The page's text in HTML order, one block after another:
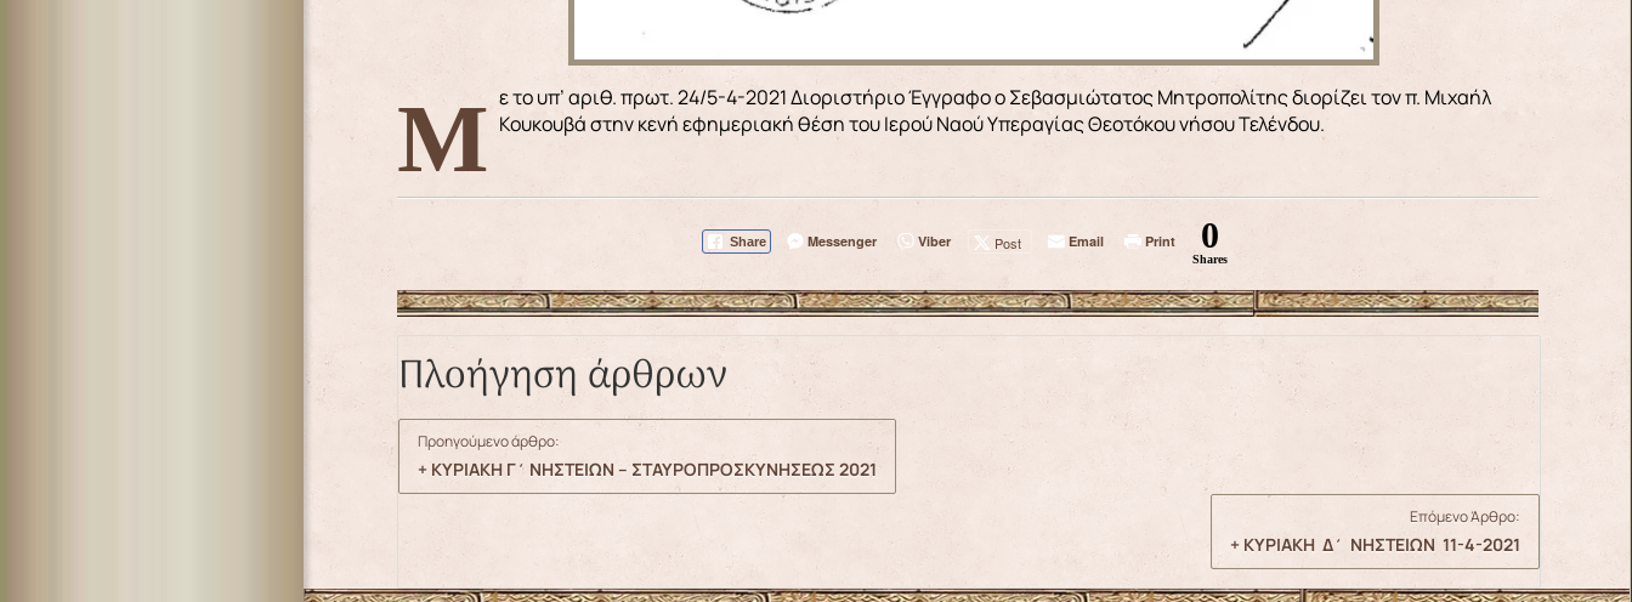
Με το υπ’ αριθ. πρωτ. 24/5-4-2021 Διοριστήριο Έγγραφο ο Σεβασμιώτατος Μητροπολίτης διορίζει τον π. Μιχαήλ Κουκουβά στην κενή εφημεριακή θέση του Ιερού Ναού Υπεραγίας Θεοτόκου νήσου Τελένδου.
Share Messenger Viber Post Email Print 0
Shares
Πλοήγηση άρθρων
Προηγούμενο άρθρο:
+ ΚΥΡΙΑΚΗ Γ΄ ΝΗΣΤΕΙΩΝ – ΣΤΑΥΡΟΠΡΟΣΚΥΝΗΣΕΩΣ 2021
Επόμενο Άρθρο:
+ ΚΥΡΙΑΚΗ Δ΄ ΝΗΣΤΕΙΩΝ 11-4-2021